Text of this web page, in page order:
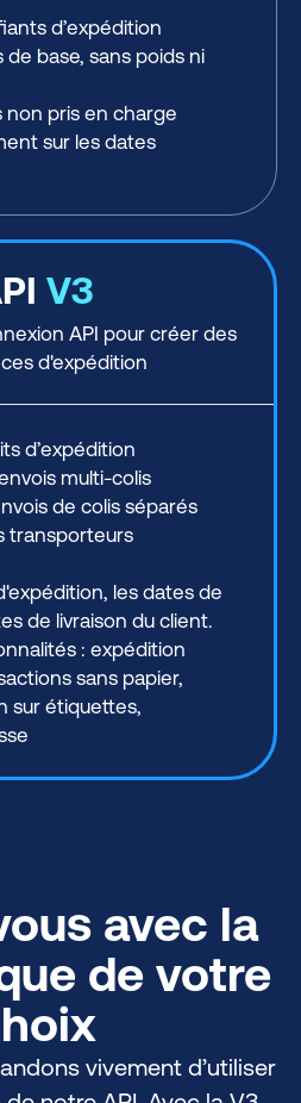
d’expédition
de base, sans poids ni
non pris en charge
sur les dates
V3
API pour créer des
d'expédition
d’expédition
multi-colis
de colis séparés
transporteurs
les dates de
de livraison du client.
: expédition
sans papier,
sur étiquettes,
avec la
de votre
vivement d’utiliser